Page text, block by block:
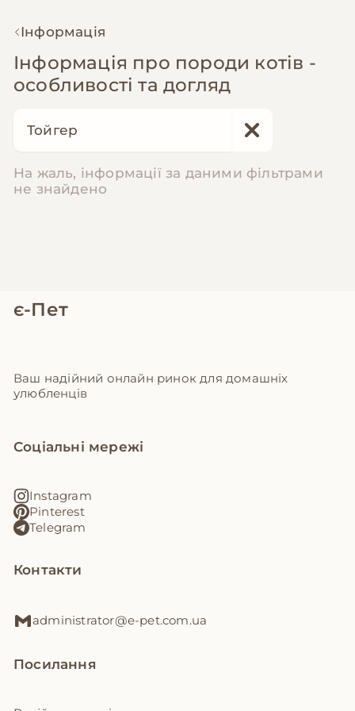
Інформація
Інформація про породи котів -
особливості та догляд
На жаль, інформації за даними фільтрами
не знайдено
є-Пет
Ваш надійний онлайн ринок для домашніх
улюбленців
Соціальні мережі
Instagram
Pinterest
Telegram
Контакти
administrator@e-pet.com.ua
Посилання